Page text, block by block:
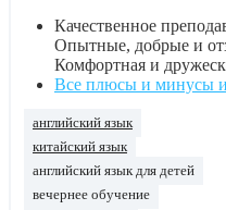
Качественное
Опытные, добрые и
Комфортная и
Все плюсы и минусы
английский язык
китайский язык
английский язык для детей
вечернее обучение